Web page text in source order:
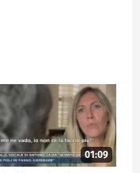
01:09